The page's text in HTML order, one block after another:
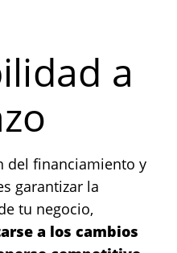
a
del financiamiento y
garantizar la
tu negocio,
a los cambios